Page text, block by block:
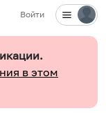
Войти
в этом